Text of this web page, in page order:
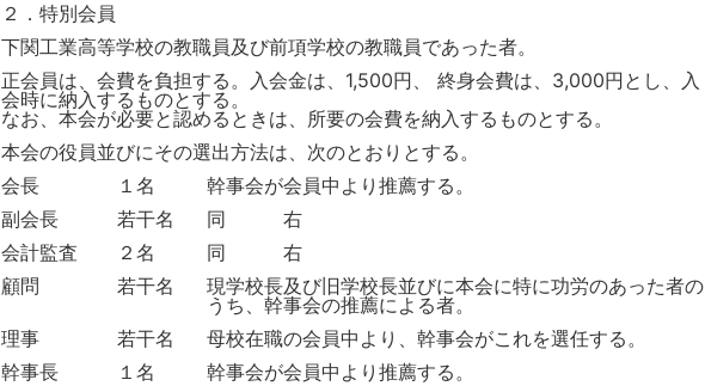
２．特別会員
下関工業高等学校の教職員及び前項学校の教職員であった者。
正会員は、会費を負担する。入会金は、1,500円、 終身会費は、3,000円とし、入
会時に納入するものとする。
なお、本会が必要と認めるときは、所要の会費を納入するものとする。
本会の役員並びにその選出方法は、次のとおりとする。
会長
１名
幹事会が会員中より推薦する。
副会長
若干名
同 右
会計監査
２名
同 右
顧問
若干名
現学校長及び旧学校長並びに本会に特に功労のあった者の
うち、幹事会の推薦による者。
理事
若干名
母校在職の会員中より、幹事会がこれを選任する。
幹事長
１名
幹事会が会員中より推薦する。